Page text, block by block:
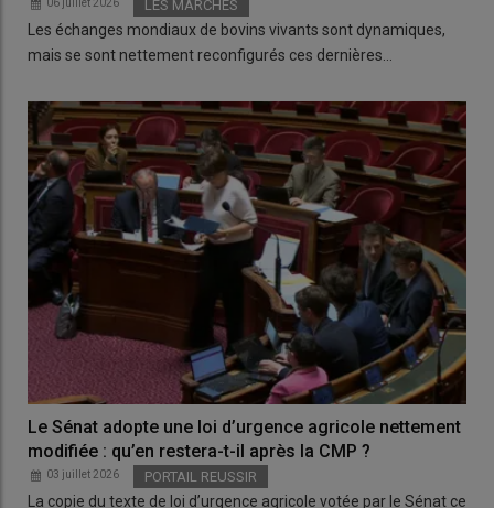
06 juillet 2026 LES MARCHES
Les échanges mondiaux de bovins vivants sont dynamiques,
mais se sont nettement reconfigurés ces dernières…
Le Sénat adopte une loi d’urgence agricole nettement
modifiée : qu’en restera-t-il après la CMP ?
03 juillet 2026 PORTAIL REUSSIR
La copie du texte de loi d’urgence agricole votée par le Sénat ce